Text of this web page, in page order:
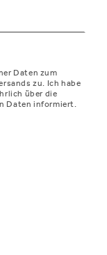
Daten zum
zu. Ich habe
über die
Daten informiert.